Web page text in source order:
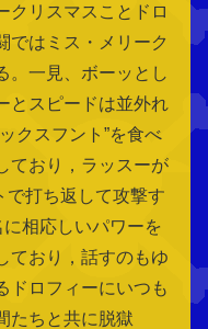
クリスマスことドロ
ではミス・メリーク
。一見、ボーッとし
とスピードは並外れ
クスフント”を食べ
ており，ラッスーが
で打ち返して攻撃す
に相応しいパワーを
ており，話すのもゆ
ドロフィーにいつも
たちと共に脱獄